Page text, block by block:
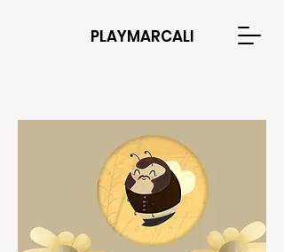
PLAYMARCALI